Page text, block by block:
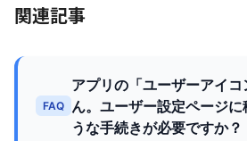
関連記事
FAQ
アプリの「ユーザーアイ
ん。ユーザー設定ページ
うな手続きが必要ですか？